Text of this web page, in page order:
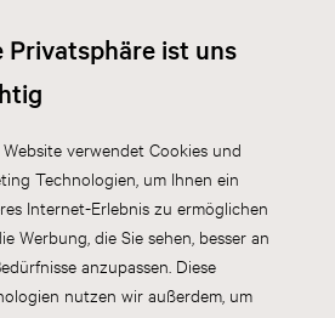
Privatsphäre ist uns
Website verwendet Cookies und
Technologien, um Ihnen ein
Internet-Erlebnis zu ermöglichen
Werbung, die Sie sehen, besser an
anzupassen. Diese
nutzen wir außerdem, um